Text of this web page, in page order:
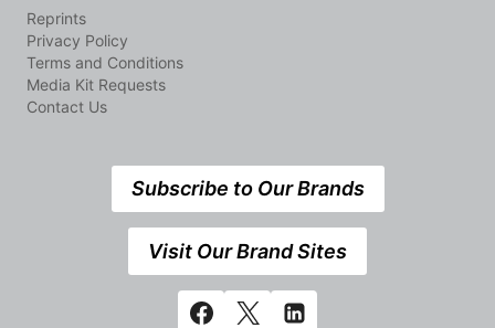
Reprints
Privacy Policy
Terms and Conditions
Media Kit Requests
Contact Us
Subscribe to Our Brands
Visit Our Brand Sites